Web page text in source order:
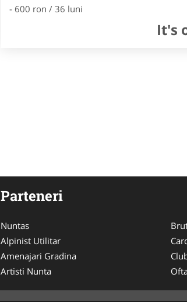
- 600 ron / 36 luni
It's
Parteneri
Nuntas
Alpinist Utilitar
Amenajari Gradina
Artisti Nunta